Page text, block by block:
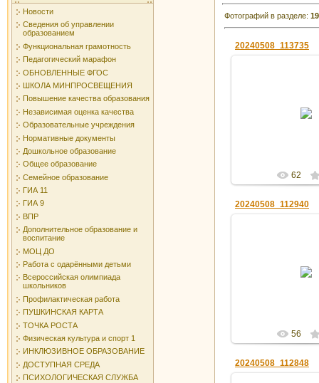
Новости
Сведения об управлении
образованием
Функциональная грамотность
Педагогический марафон
ОБНОВЛЕННЫЕ ФГОС
ШКОЛА МИНПРОСВЕЩЕНИЯ
Повышение качества образования
Независимая оценка качества
Образовательные учреждения
Нормативные документы
Дошкольное образование
Общее образование
Семейное образование
ГИА 11
ГИА 9
ВПР
Дополнительное образование и
воспитание
МОЦ ДО
Работа с одарёнными детьми
Всероссийская олимпиада
школьников
Профилактическая работа
ПУШКИНСКАЯ КАРТА
ТОЧКА РОСТА
Физическая культура и спорт 1
ИНКЛЮЗИВНОЕ ОБРАЗОВАНИЕ
ДОСТУПНАЯ СРЕДА
ПСИХОЛОГИЧЕСКАЯ СЛУЖБА
Фотографий в разделе: 19
20240508_113735
62
20240508_112940
56
20240508_112848